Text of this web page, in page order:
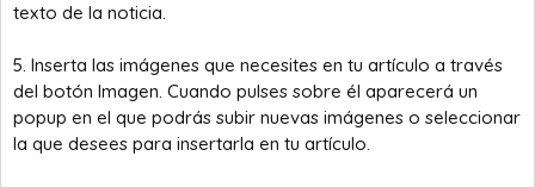
texto de la noticia.
5. Inserta las imágenes que necesites en tu artículo a través
del botón Imagen. Cuando pulses sobre él aparecerá un
popup en el que podrás subir nuevas imágenes o seleccionar
la que desees para insertarla en tu artículo.